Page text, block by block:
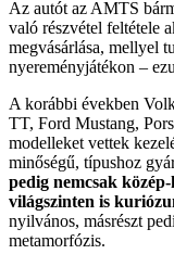
Az autót az AMTS
való részvétel feltétele
megvásárlása, mellyel
nyereményjátékon –
A korábbi években
TT, Ford Mustang,
modelleket vettek
minőségű, típushoz
pedig nemcsak
világszinten is
nyilvános, másrészt
metamorfózis.